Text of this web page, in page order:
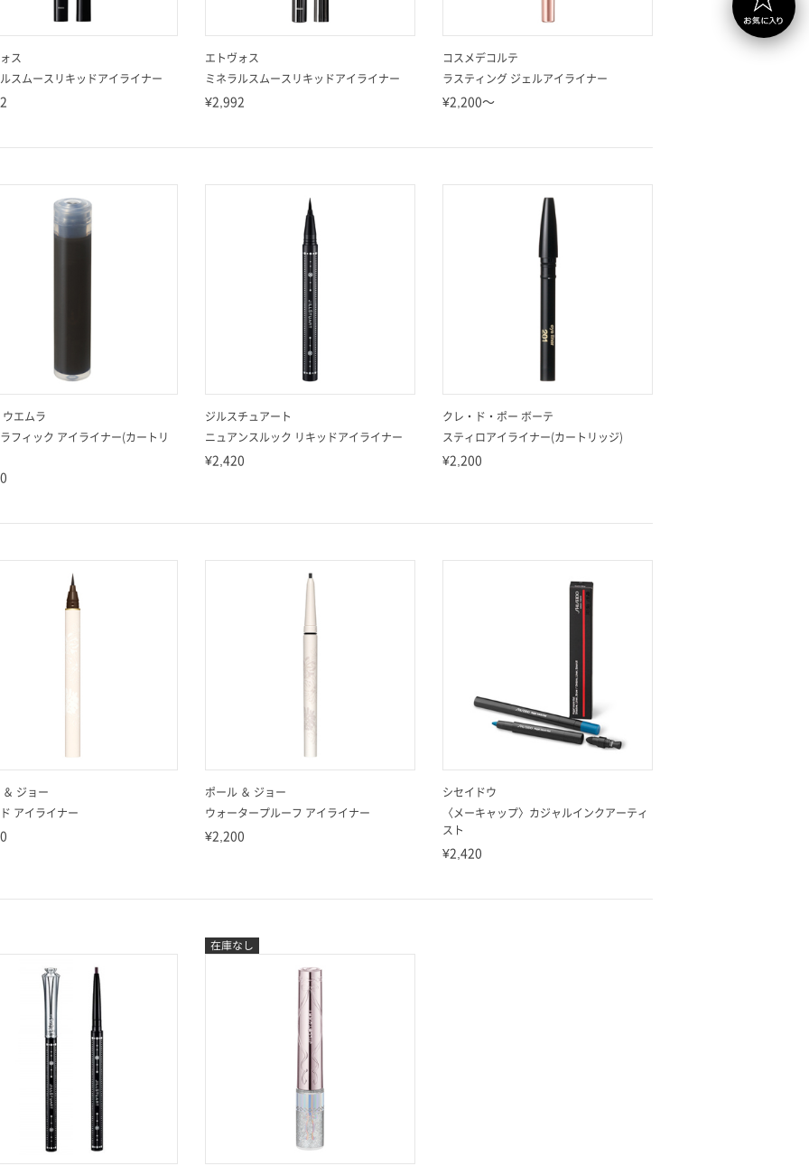
ス
スムースリキッドアイライナー
エトヴォス
ミネラルスムースリキッドアイライナー
¥2,992
コスメデコルテ
ラスティング ジェルアイライナー
¥2,200～
エムラ
フィック アイライナー(カートリ
ジルスチュアート
ニュアンスルック リキッドアイライナー
¥2,420
クレ・ド・ポー ボーテ
スティロアイライナー(カートリッジ)
¥2,200
ジョー
アイライナー
ポール ＆ ジョー
ウォータープルーフ アイライナー
¥2,200
シセイドウ
〈メーキャップ〉カジャルインクアーティ
スト
¥2,420